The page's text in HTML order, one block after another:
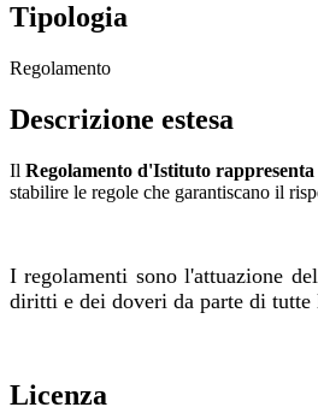
Tipologia
Regolamento
Descrizione estesa
Il Regolamento d'Istituto
stabilire le regole che garantiscano il
I regolamenti sono l'attuazione
diritti e dei doveri da parte di tutte
Licenza